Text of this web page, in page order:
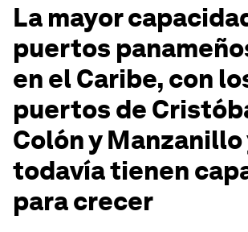
La mayor
puertos
en el Caribe, con
puertos de
Colón y Manzanillo
todavía tienen
para crecer